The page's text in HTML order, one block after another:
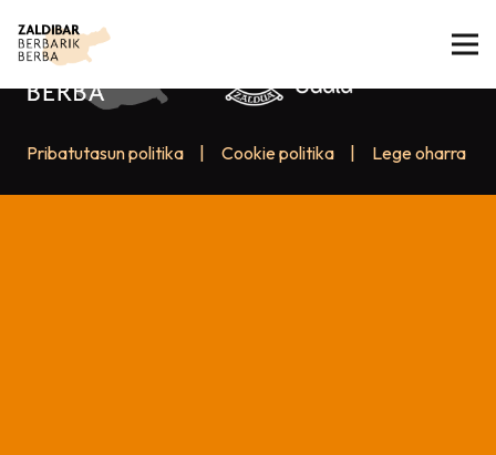
Pribatutasun politika Cookie politika Lege oharra